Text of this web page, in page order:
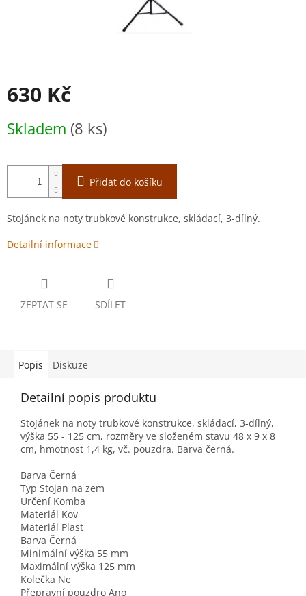
630 Kč
cena:
Skladem (8 ks)
Přidat do košíku
Stojánek na noty trubkové konstrukce, skládací, 3-dílný.
Detailní informace
ZEPTAT SE SDÍLET
Popis Diskuze
Detailní popis produktu
Stojánek na noty trubkové konstrukce, skládací, 3-dílný,
výška 55 - 125 cm, rozměry ve složeném stavu 48 x 9 x 8
cm, hmotnost 1,4 kg, vč. pouzdra. Barva černá.
Barva Černá
Typ Stojan na zem
Určení Komba
Materiál Kov
Materiál Plast
Barva Černá
Minimální výška 55 mm
Maximální výška 125 mm
Kolečka Ne
Přepravní pouzdro Ano